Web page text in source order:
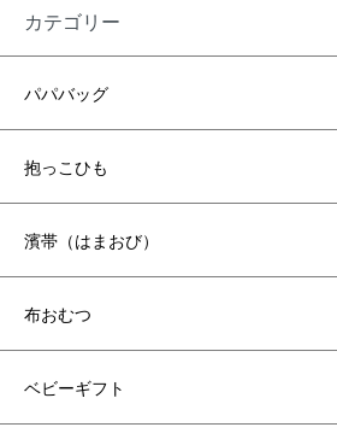
カテゴリー
パパバッグ
抱っこひも
濱帯（はまおび）
布おむつ
ベビーギフト